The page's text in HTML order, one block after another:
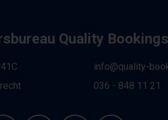
Quality Bookings
info@quality-
036 - 848 11 21